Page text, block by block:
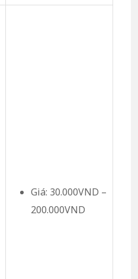
Giá: 30.000VND –
200.000VND